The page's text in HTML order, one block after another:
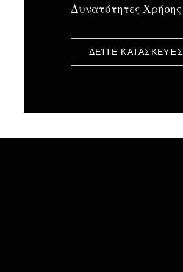
Δυνατότητες Χρήσης
ΔΕΊΤΕ ΚΑΤΑΣΚΕΥΈΣ